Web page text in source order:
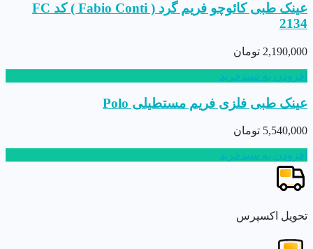
عینک طبی کائوچو فریم گرد ( Fabio Conti ) کد FC
2134
2,190,000 تومان
افزودن به سبدخرید
عینک طبی فلزی فریم مستطیلی Polo
5,540,000 تومان
افزودن به سبدخرید
تحویل اکسپرس